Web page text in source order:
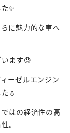
✨
に魅力的な車へ
ます😓
ーゼルエンジン
💧
はの経済性の高
。